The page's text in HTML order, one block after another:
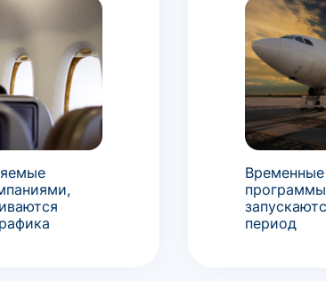
период